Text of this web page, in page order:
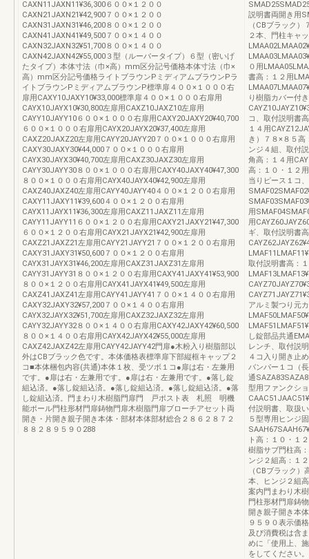
CAXN11JAXN11¥36,300６００×１２００
CAXN21JAXN21¥42,900７００×１２００
CAXN31JAXN31¥46,200８００×１２００
CAXN41JAXN41¥49,500７００×１４００
CAXN32JAXN32¥51,700８００×１４００
CAXN42JAXN42¥55,000３型（ルーバータイプ）６型（密いげ
たタイプ）本体寸法（巾×高）mm区分記号価格本体寸法（巾×
高）mm区分記号価格ライトブラウンPミディアムブラウンPラ
イトブラウンPミディアムブラウンP標準扉４００×１０００右
扉用CAXY10JAXY10¥33,000標準扉４００×１０００右扉用
CAYX10JAYX10¥30,800左扉用CAXZ10JAXZ10左扉用
CAYY10JAYY10６００×１０００右扉用CAXY20JAXY20¥40,700
６００×１０００右扉用CAYX20JAYX20¥37,400左扉用
CAXZ20JAXZ20左扉用CAYY20JAYY20７００×１０００右扉用
CAXY30JAXY30¥44,000７００×１０００右扉用
CAYX30JAYX30¥40,700左扉用CAXZ30JAXZ30左扉用
CAYY30JAYY30８００×１０００右扉用CAXY40JAXY40¥47,300
８００×１０００右扉用CAYX40JAYX40¥42,900左扉用
CAXZ40JAXZ40左扉用CAYY40JAYY40４００×１２００右扉用
CAXY11JAXY11¥39,600４００×１２００右扉用
CAYX11JAYX11¥36,300左扉用CAXZ11JAXZ11左扉用
CAYY11JAYY11６００×１２００右扉用CAXY21JAXY21¥47,300
６００×１２００右扉用CAYX21JAYX21¥42,900左扉用
CAXZ21JAXZ21左扉用CAYY21JAYY21７００×１２００右扉用
CAXY31JAXY31¥50,600７００×１２００右扉用
CAYX31JAYX31¥46,200左扉用CAXZ31JAXZ31左扉用
CAYY31JAYY31８００×１２００右扉用CAXY41JAXY41¥53,900
８００×１２００右扉用CAYX41JAYX41¥49,500左扉用
CAXZ41JAXZ41左扉用CAYY41JAYY41７００×１４００右扉用
CAXY32JAXY32¥57,200７００×１４００右扉用
CAYX32JAYX32¥51,700左扉用CAXZ32JAXZ32左扉用
CAYY32JAYY32８００×１４００右扉用CAXY42JAXY42¥60,500
８００×１４００右扉用CAYX42JAYX42¥55,000左扉用
CAXZ42JAXZ42左扉用CAYY42JAYY42門扉●木粉入り樹脂部以
外はCBブラック色です。本体価格表標準扉下部縦框キャップ２
コ■本体梱包内容(共通)本体１枚、受ツボ１コ●扉は右・左兼用
です。●扉は右・左兼用です。●扉は右・左兼用です。●落し錠
組込済。●落し錠組込済。●落し錠組込済。●落し錠組込済。●落
し錠組込済。門まわり木樹脂門扉門 戸ポスト表 札照 明機
能ポール門柱形材門扉鋳物門扉木樹脂門扉ブローチアセット両
開き・片開き親子開き本体・部材本体部材総合２８６２８７２
８８２８９５９０288
説明書両開き用
（CBブラック
２本、門柱キャ
０用
書高：１２用
り樹脂カバー付
コ、取付説明書
１４用
き）７８×８５高
ンジ４組、取付
角高：１４用
高：１０・１２
当りピース１コ
用
用
ギ、取付説明書
取付説明書高：
アルミ製つり元
し錠部品共通
レンチ、取付説
４コ入り開き止
バンパー１コ（
通
型用ファンクシ
付説明書、取扱
５型専用ヒンジ
ト高：１０・１
樹脂サブ門柱高
ンジ２組高：１
（CBブラック
本、ヒンジ２組
案内門まわり木
門柱形材門扉鋳
開き親子開き本
９５９０表示価
及び消費税は含
めに「使用上、
をしてください